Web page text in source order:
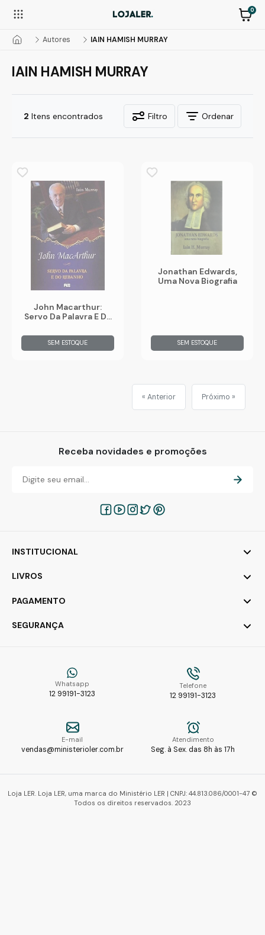
0
Autores IAIN HAMISH MURRAY
IAIN HAMISH MURRAY
2 Itens encontrados Filtro Ordenar
John Macarthur:
Servo Da Palavra E Do
SEM ESTOQUE
Jonathan Edwards,
Uma Nova Biografia
SEM ESTOQUE
« Anterior Próximo »
Receba novidades e promoções
Whatsapp
12 99191-3123
Telefone
12 99191-3123
E-mail
vendas@ministerioler.com.br
Atendimento
Seg. à Sex. das 8h às 17h
INSTITUCIONAL
LIVROS
PAGAMENTO
SEGURANÇA
Loja LER. Loja LER, uma marca do Ministério LER | CNPJ: 44.813.086/0001-47 ©
Todos os direitos reservados. 2023